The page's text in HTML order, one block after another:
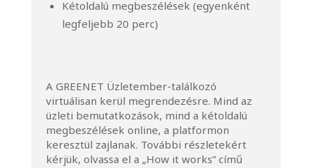
Kétoldalú megbeszélések (egyenként
legfeljebb 20 perc)
A GREENET Üzletember-találkozó
virtuálisan kerül megrendezésre. Mind az
üzleti bemutatkozások, mind a kétoldalú
megbeszélések online, a platformon
keresztül zajlanak. További részletekért
kérjük, olvassa el a „How it works” című